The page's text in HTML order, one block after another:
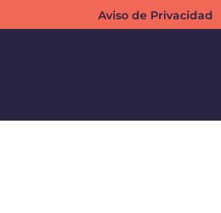
Aviso de Privacidad